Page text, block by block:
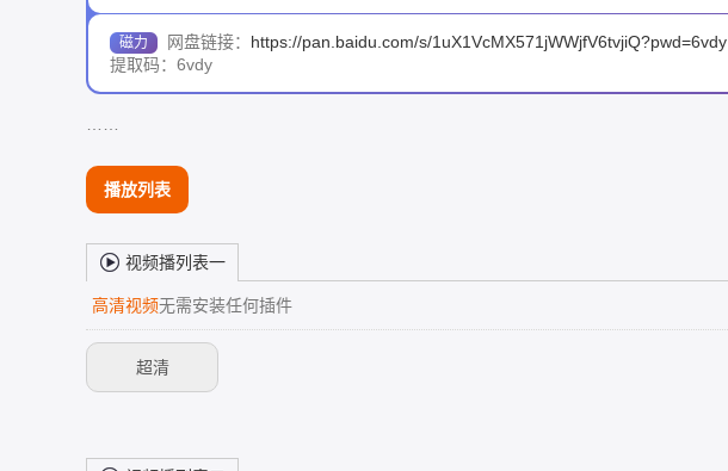
网盘链接： https://pan.baidu.com/s/1uX1VcMX571jWWjfV6tvjiQ?pwd=6vdy
提取码：6vdy
播放列表
视频播列表一
高清视频无需安装任何插件
超清